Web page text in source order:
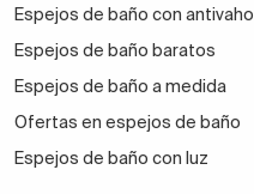
Espejos de baño con antivaho
Espejos de baño baratos
Espejos de baño a medida
Ofertas en espejos de baño
Espejos de baño con luz